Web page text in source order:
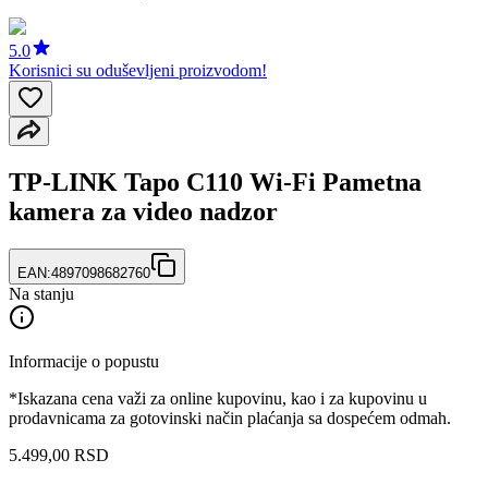
5.0
Korisnici su oduševljeni proizvodom!
TP-LINK Tapo C110 Wi-Fi Pametna
kamera za video nadzor
EAN:4897098682760
Na stanju
Informacije o popustu
*Iskazana cena važi za online kupovinu, kao i za kupovinu u
prodavnicama za gotovinski način plaćanja sa dospećem odmah.
5.499,00 RSD